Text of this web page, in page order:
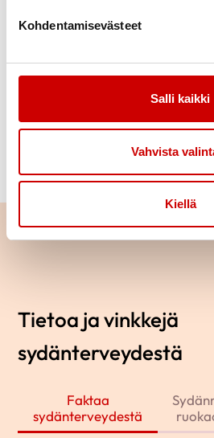
Kohdentamisevästeet
Salli kaikki
Vahvista
Kiellä
Tutustu tuleviin
sydänterveydestä
LUE LISÄÄ
Tietoa ja vinkkejä
sydänterveydestä
Faktaa
sydänterveydestä